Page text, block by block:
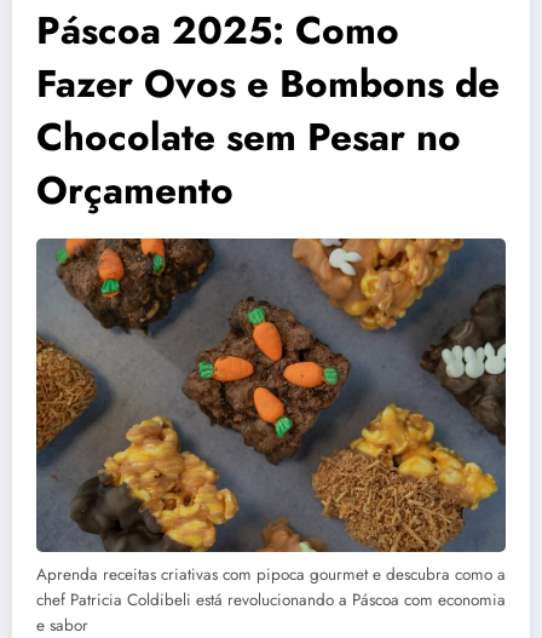
Páscoa 2025: Como
Fazer Ovos e Bombons de
Chocolate sem Pesar no
Orçamento
Aprenda receitas criativas com pipoca gourmet e descubra como a
chef Patricia Coldibeli está revolucionando a Páscoa com economia
e sabor